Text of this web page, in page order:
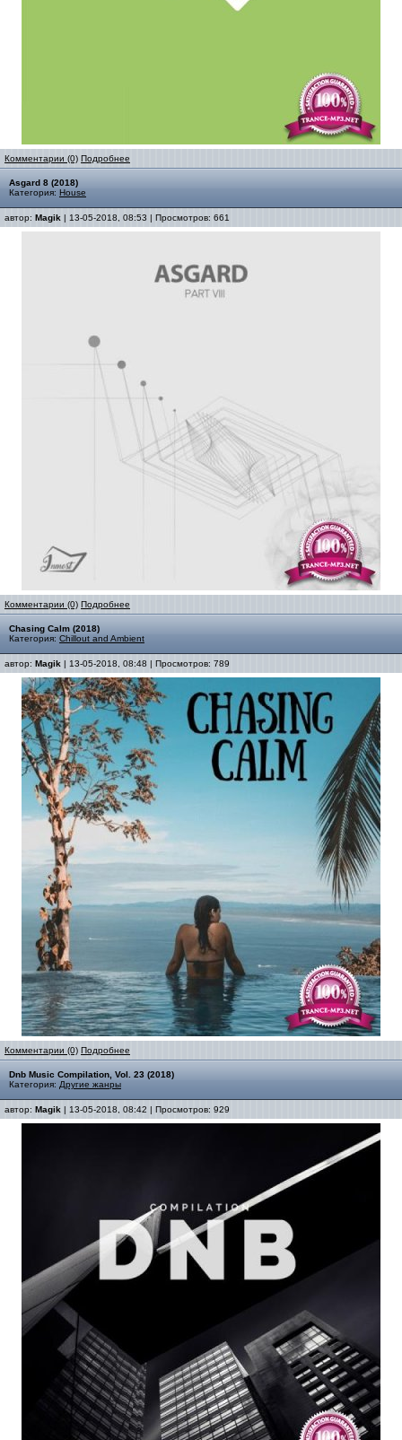
Комментарии (0) Подробнее
Asgard 8 (2018)
Категория: House
автор: Magik | 13-05-2018, 08:53 | Просмотров: 661
Комментарии (0) Подробнее
Chasing Calm (2018)
Категория: Chillout and Ambient
автор: Magik | 13-05-2018, 08:48 | Просмотров: 789
Комментарии (0) Подробнее
Dnb Music Compilation, Vol. 23 (2018)
Категория: Другие жанры
автор: Magik | 13-05-2018, 08:42 | Просмотров: 929